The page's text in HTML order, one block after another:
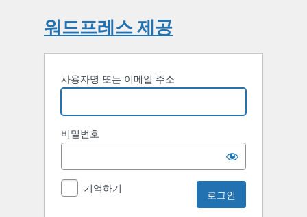
워드프레스 제공
사용자명 또는 이메일 주소
비밀번호
기억하기